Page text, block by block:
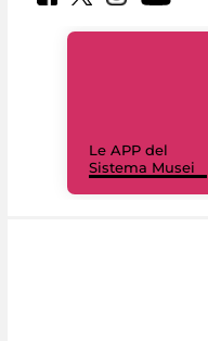
Le APP del
Sistema Musei